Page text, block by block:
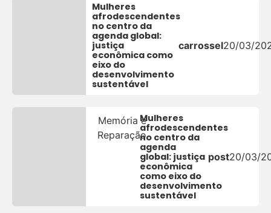
Mulheres
afrodescendentes
no centro da
agenda global:
justiça
econômica como
eixo do
desenvolvimento
sustentável
carrossel20/03/
Memória e
Reparação
Mulheres
afrodescendentes
no centro da
agenda
global: justiça
econômica
como eixo do
desenvolvimento
sustentável
post20/03/